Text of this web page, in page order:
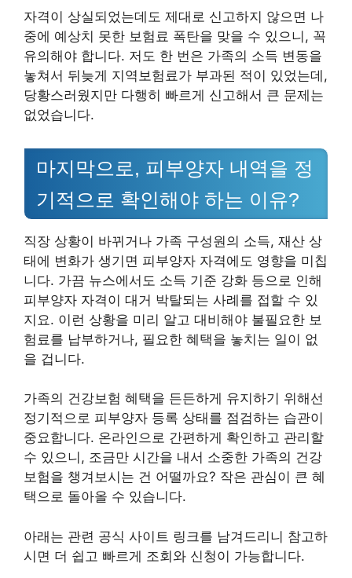
자격이 상실되었는데도 제대로 신고하지 않으면 나
중에 예상치 못한 보험료 폭탄을 맞을 수 있으니, 꼭
유의해야 합니다. 저도 한 번은 가족의 소득 변동을
놓쳐서 뒤늦게 지역보험료가 부과된 적이 있었는데,
당황스러웠지만 다행히 빠르게 신고해서 큰 문제는
없었습니다.
마지막으로, 피부양자 내역을 정
기적으로 확인해야 하는 이유?
직장 상황이 바뀌거나 가족 구성원의 소득, 재산 상
태에 변화가 생기면 피부양자 자격에도 영향을 미칩
니다. 가끔 뉴스에서도 소득 기준 강화 등으로 인해
피부양자 자격이 대거 박탈되는 사례를 접할 수 있
지요. 이런 상황을 미리 알고 대비해야 불필요한 보
험료를 납부하거나, 필요한 혜택을 놓치는 일이 없
을 겁니다.
가족의 건강보험 혜택을 든든하게 유지하기 위해선
정기적으로 피부양자 등록 상태를 점검하는 습관이
중요합니다. 온라인으로 간편하게 확인하고 관리할
수 있으니, 조금만 시간을 내서 소중한 가족의 건강
보험을 챙겨보시는 건 어떨까요? 작은 관심이 큰 혜
택으로 돌아올 수 있습니다.
아래는 관련 공식 사이트 링크를 남겨드리니 참고하
시면 더 쉽고 빠르게 조회와 신청이 가능합니다.